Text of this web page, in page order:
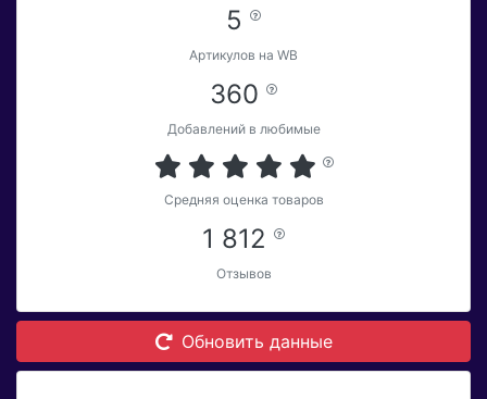
5
Артикулов на WB
360
Добавлений в любимые
Средняя оценка товаров
1 812
Отзывов
Обновить данные